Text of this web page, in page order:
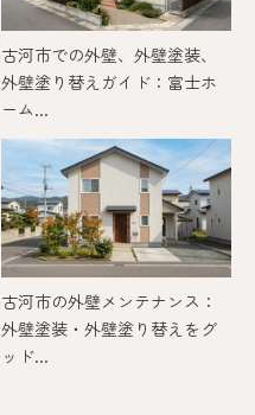
古河市での外壁、外壁塗装、
外壁塗り替えガイド：富士ホ
ーム...
古河市の外壁メンテナンス：
外壁塗装・外壁塗り替えをグ
ッド...